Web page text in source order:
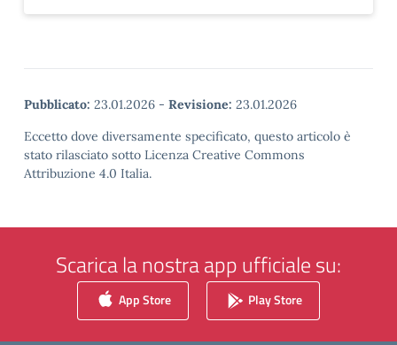
Pubblicato: 23.01.2026 - Revisione: 23.01.2026
Eccetto dove diversamente specificato, questo articolo è
stato rilasciato sotto Licenza Creative Commons
Attribuzione 4.0 Italia.
Scarica la nostra app ufficiale su:
App Store Play Store